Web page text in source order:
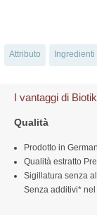
Attributo Ingredienti
I vantaggi di
Qualità
Prodotto in
Qualità estratto
Sigillatura senza
Senza additivi*